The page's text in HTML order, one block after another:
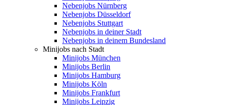
Nebenjobs Nürnberg
Nebenjobs Düsseldorf
Nebenjobs Stuttgart
Nebenjobs in deiner Stadt
Nebenjobs in deinem Bundesland
Minijobs nach Stadt
Minijobs München
Minijobs Berlin
Minijobs Hamburg
Minijobs Köln
Minijobs Frankfurt
Minijobs Leipzig